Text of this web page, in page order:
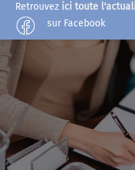
ACCUEIL
COMPÉTENCES
HONORAIRES
CONTACT
Retrouvez ici toute
sur Facebook